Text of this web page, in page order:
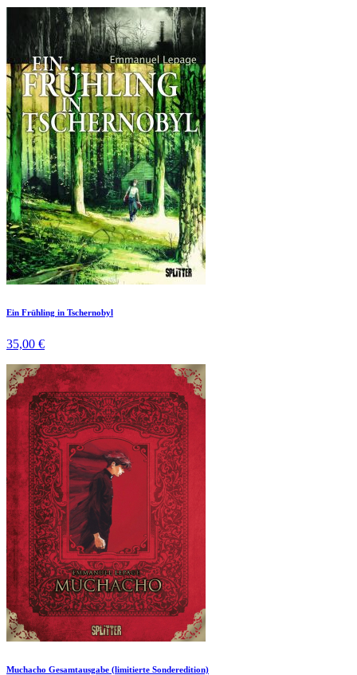
Ein Frühling in Tschernobyl
35,00 €
Muchacho Gesamtausgabe (limitierte Sonderedition)